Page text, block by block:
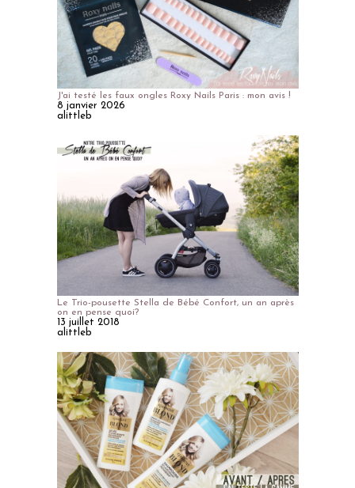
J'ai testé les faux ongles Roxy Nails Paris : mon avis !
8 janvier 2026
alittleb
Le Trio-pousette Stella de Bébé Confort, un an après
on en pense quoi?
13 juillet 2018
alittleb